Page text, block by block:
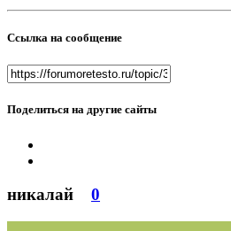
Ссылка на сообщение
Поделиться на другие сайты
никалай 0